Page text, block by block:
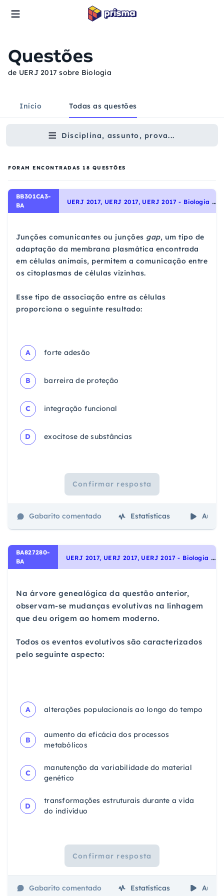
Questões
de UERJ 2017 sobre Biologia
Início Todas as questões
Disciplina, assunto, prova...
FORAM ENCONTRADAS 18 QUESTÕES
BB301CA3-
BA
U
ERJ 2017, UERJ 2017, UERJ 2017 - Biologia - Estudo dos tecidos, Moléculas, células e tecidos
Junções comunicantes ou junções gap, um tipo de
adaptação da membrana plasmática encontrada
em células animais, permitem a comunicação entre
os citoplasmas de células vizinhas.
Esse tipo de associação entre as células
proporciona o seguinte resultado:
A forte adesão
B barreira de proteção
C integração funcional
D exocitose de substâncias
Confirmar resposta
Gabarito comentado Estatísticas Aulas
BA827280-
BA
U
ERJ 2017, UERJ 2017, UERJ 2017 - Biologia - Evolução biológica, Origem e evolução da vida
Na árvore genealógica da questão anterior,
observam-se mudanças evolutivas na linhagem
que deu origem ao homem moderno.
Todos os eventos evolutivos são caracterizados
pelo seguinte aspecto:
A alterações populacionais ao longo do tempo
B
aumento da eficácia dos processos
metabólicos
C
manutenção da variabilidade do material
genético
D
transformações estruturais durante a vida
do indivíduo
Confirmar resposta
Gabarito comentado Estatísticas Aulas